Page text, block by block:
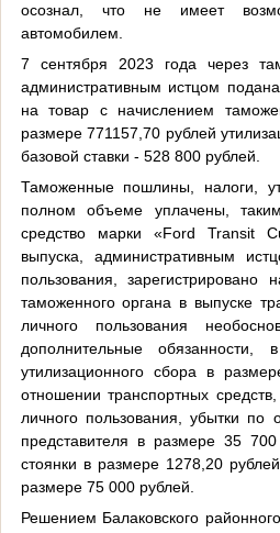
осознал, что не имеет
автомобилем.
7 сентября 2023 года через
административным истцом
на товар с начислением
размере 771157,70 рублей
базовой ставки - 528 800 рублей.
Таможенные пошлины, налоги,
полном объеме уплачены,
средство марки «Ford Transit
выпуска, административным
пользования,
таможенного органа в выпуске
личного пользования
дополнительные
утилизационного сбора в
отношении транспортных
личного пользования, убытки по
представителя в размере 35
стоянки в размере 1278,20
размере 75 000 рублей.
Решением Балаковского